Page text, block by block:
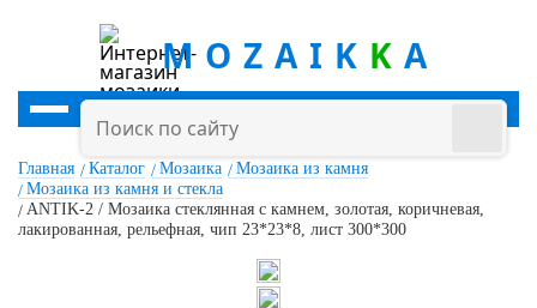
MOZAIK K A
Главная Каталог Мозаика
Мозаика из камня
Мозаика из камня и стекла
ANTIK-2 / Мозаика стеклянная с камнем, золотая, коричневая,
лакированная, рельефная, чип 23*23*8, лист 300*300